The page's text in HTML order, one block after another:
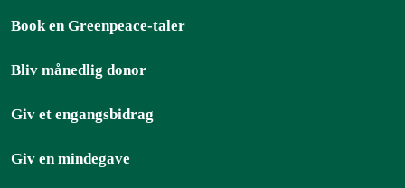
Book en Greenpeace-taler
Bliv månedlig donor
Giv et engangsbidrag
Giv en mindegave